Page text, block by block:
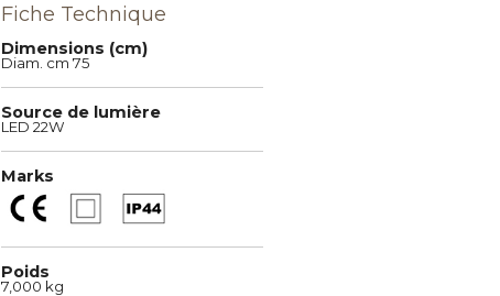
Fiche Technique
Dimensions (cm)
Diam. cm 75
Source de lumière
LED 22W
Marks
Poids
7,000 kg